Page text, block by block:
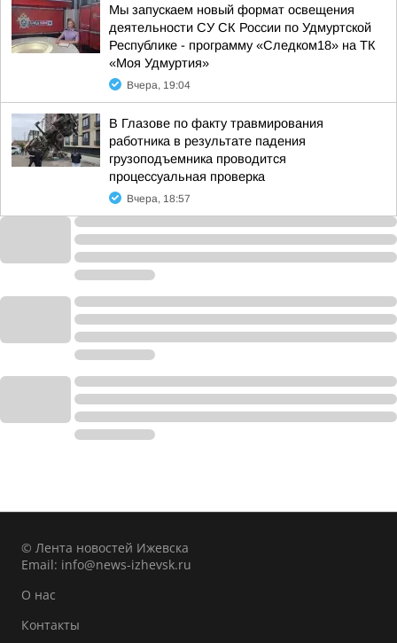
Мы запускаем новый формат освещения
деятельности СУ СК России по Удмуртской
Республике - программу «Следком18» на ТК
«Моя Удмуртия»
Вчера, 19:04
В Глазове по факту травмирования
работника в результате падения
грузоподъемника проводится
процессуальная проверка
Вчера, 18:57
© Лента новостей Ижевска
Email: info@news-izhevsk.ru
О нас
Контакты